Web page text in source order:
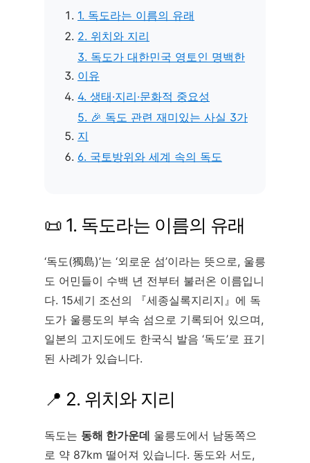
1. 독도라는 이름의 유래
2. 위치와 지리
3. 독도가 대한민국 영토인 명백한
이유
4. 생태·지리·문화적 중요성
5. 🎉 독도 관련 재미있는 사실 3가
지
6. 국토방위와 세계 속의 독도
📜 1. 독도라는 이름의 유래
‘독도(獨島)’는 ‘외로운 섬’이라는 뜻으로, 울릉
도 어민들이 수백 년 전부터 불러온 이름입니
다. 15세기 조선의 『세종실록지리지』에 독
도가 울릉도의 부속 섬으로 기록되어 있으며,
일본의 고지도에도 한국식 발음 ‘독도’로 표기
된 사례가 있습니다.
📍 2. 위치와 지리
독도는 동해 한가운데 울릉도에서 남동쪽으
로 약 87km 떨어져 있습니다. 동도와 서도,